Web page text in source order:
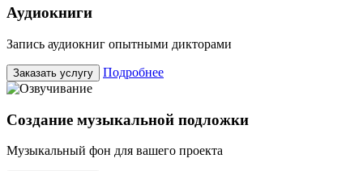
Аудиокниги
Запись аудиокниг опытными дикторами
Заказать услугу Подробнее
Создание музыкальной подложки
Музыкальный фон для вашего проекта